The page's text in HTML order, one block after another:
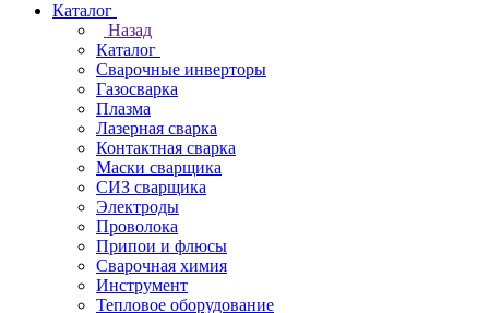
Каталог
Назад
Каталог
Сварочные инверторы
Газосварка
Плазма
Лазерная сварка
Контактная сварка
Маски сварщика
СИЗ сварщика
Электроды
Проволока
Припои и флюсы
Сварочная химия
Инструмент
Тепловое оборудование